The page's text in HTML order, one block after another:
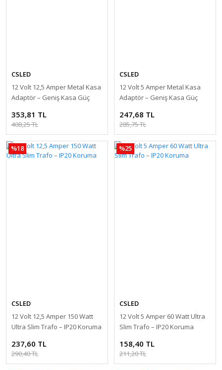
CSLED
12 Volt 12,5 Amper Metal Kasa
Adaptör – Geniş Kasa Güç
353,81 TL
408,25 TL
CSLED
12 Volt 5 Amper Metal Kasa
Adaptör – Geniş Kasa Güç
247,68 TL
285,75 TL
%18
CSLED
12 Volt 12,5 Amper 150 Watt
Ultra Slim Trafo – IP20 Koruma
237,60 TL
290,40 TL
%25
CSLED
12 Volt 5 Amper 60 Watt Ultra
Slim Trafo – IP20 Koruma
158,40 TL
211,20 TL